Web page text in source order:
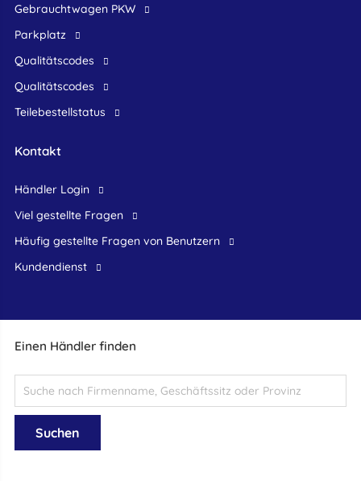
Einen Händler finden
Gebrauchtwagen PKW
Parkplatz
Qualitätscodes
Qualitätscodes
Teilebestellstatus
Kontakt
Händler Login
Viel gestellte Fragen
Häufig gestellte Fragen von Benutzern
Kundendienst